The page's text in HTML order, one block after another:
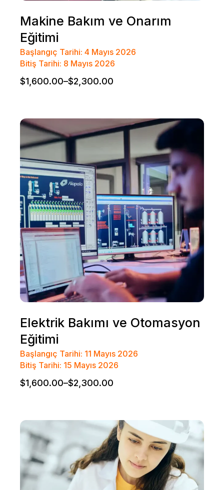
Makine Bakım ve Onarım
Eğitimi
Başlangıç Tarihi: 4 Mayıs 2026
Bitiş Tarihi: 8 Mayıs 2026
$1,600.00–$2,300.00
Elektrik Bakımı ve Otomasyon
Eğitimi
Başlangıç Tarihi: 11 Mayıs 2026
Bitiş Tarihi: 15 Mayıs 2026
$1,600.00–$2,300.00